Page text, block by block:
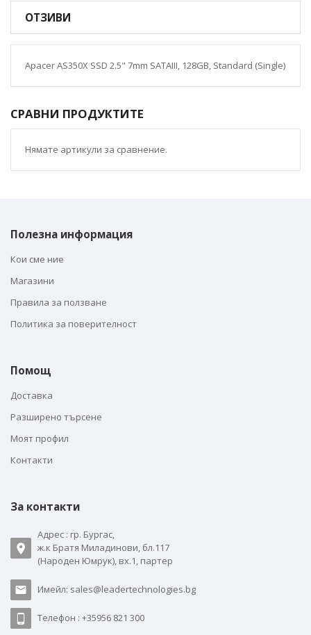
ОТЗИВИ
Apacer AS350X SSD 2.5" 7mm SATAIII, 128GB, Standard (Single)
СРАВНИ ПРОДУКТИТЕ
Нямате артикули за сравнение.
Полезна информация
Кои сме ние
Магазини
Правила за ползване
Политика за поверителност
Помощ
Доставка
Разширено търсене
Моят профил
Контакти
За контакти
Адрес : гр. Бургас,
ж.к Братя Миладинови, бл.117
(Народен Юмрук), вх.1, партер
Имейл: sales@leadertechnologies.bg
Телефон : +35956 821 300